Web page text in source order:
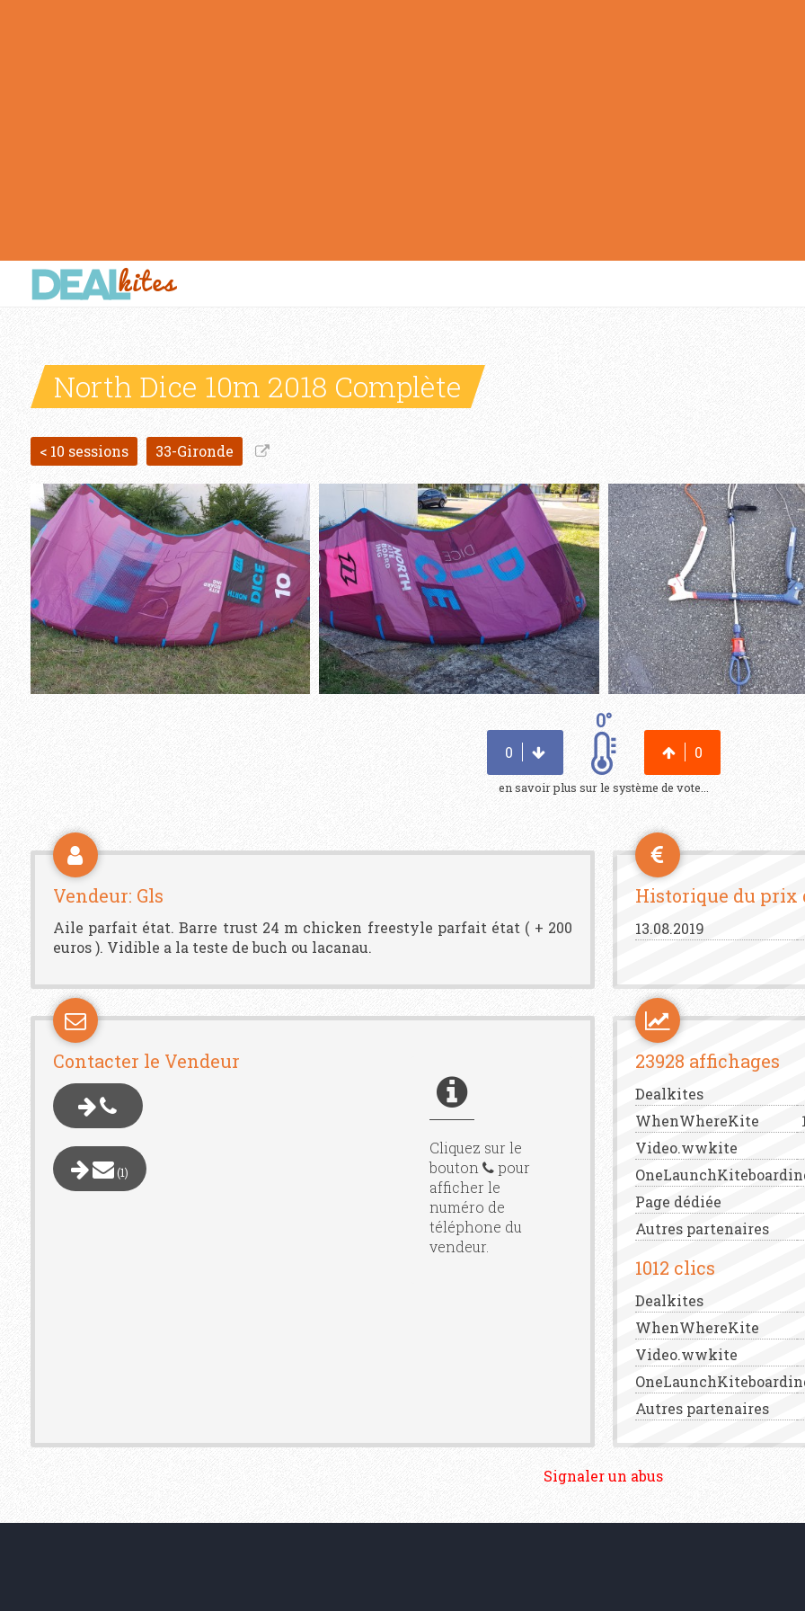
North Dice 10m 2018 Complète
< 10 sessions 33-Gironde
0
0°
0
en savoir plus sur le système de vote...
Vendeur: Gls
Aile parfait état. Barre trust 24 m chicken freestyle parfait état ( + 200
euros ). Vidible a la teste de buch ou lacanau.
Historique du prix
13.08.2019
Contacter le Vendeur
(1)
Cliquez sur le
bouton
pour
afficher le
numéro de
téléphone du
vendeur.
23928 affichages
Dealkites
WhenWhereKite
Video.wwkite
Page dédiée
Autres partenaires
1012 clics
Dealkites
WhenWhereKite
Video.wwkite
Autres partenaires
Signaler un abus